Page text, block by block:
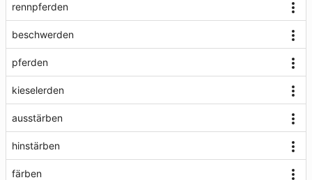
rennpferden
beschwerden
pferden
kieselerden
ausstärben
hinstärben
färben